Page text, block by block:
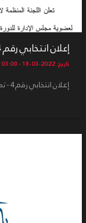
إعلان انتخابي رقم 4 - تمديد فترة الترشح ...
تاريخ: 2022-03-18 - 03:00 مساءً - قراءات: 1423
إعلان انتخابي رقم 4 - تمديد فترة الترشح...